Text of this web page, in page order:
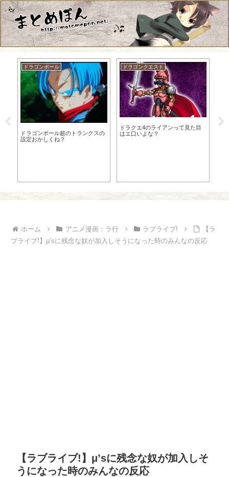
ドラゴンボール
ドラゴンボール超のトランクスの
設定おかしくね？
ドラゴンクエスト
ドラクエ4のライアンって見た目
はエ口いよな？
【
ホーム アニメ漫画：ラ行 ラブライブ!
【ラ
ブライブ!】μ’sに残念な奴が加入しそうになった時のみんなの反応
【ラブライブ!】μ’sに残念な奴が加入しそ
うになった時のみんなの反応